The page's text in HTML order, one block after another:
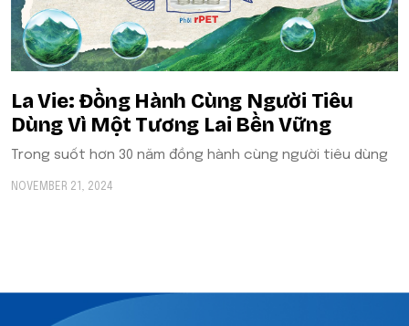
La Vie: Đồng Hành Cùng Người Tiêu
Dùng Vì Một Tương Lai Bền Vững
Trong suốt hơn 30 năm đồng hành cùng người tiêu dùng
NOVEMBER 21, 2024